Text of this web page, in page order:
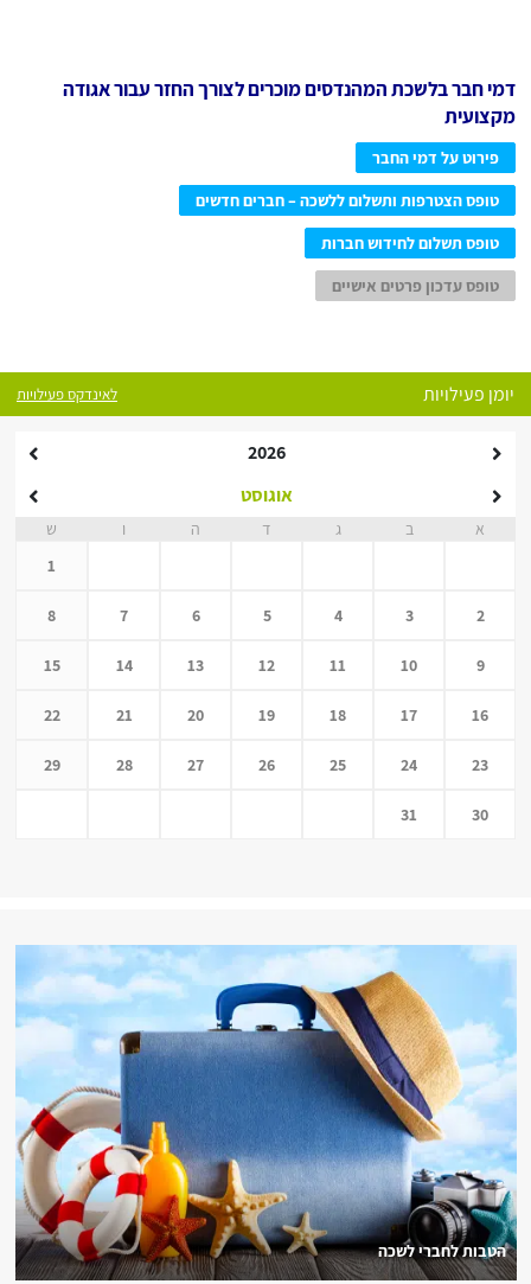
דמי חבר בלשכת המהנדסים מוכרים לצורך החזר עבור אגודה
מקצועית
פירוט על דמי החבר
טופס הצטרפות ותשלום ללשכה – חברים חדשים
טופס תשלום לחידוש חברות
טופס עדכון פרטים אישיים
יומן פעילויות לאינדקס פעילויות
2026
אוגוסט
א ב ג ד ה ו
ש
1
2
3
4
5
6
7
8
9
10
11
12
13
14
15
16
17
18
19
20
21
22
23
24
25
26
27
28
29
30
31
הטבות לחברי לשכה